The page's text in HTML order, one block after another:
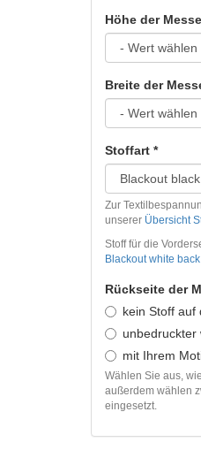
Höhe der
Breite der
Stoffart *
Zur
unserer Übersicht
Stoff für die
Blackout white back
Rückseite der
kein Stoff auf
unbedruckter
mit Ihrem
Wählen Sie aus,
außerdem wählen
eingesetzt.